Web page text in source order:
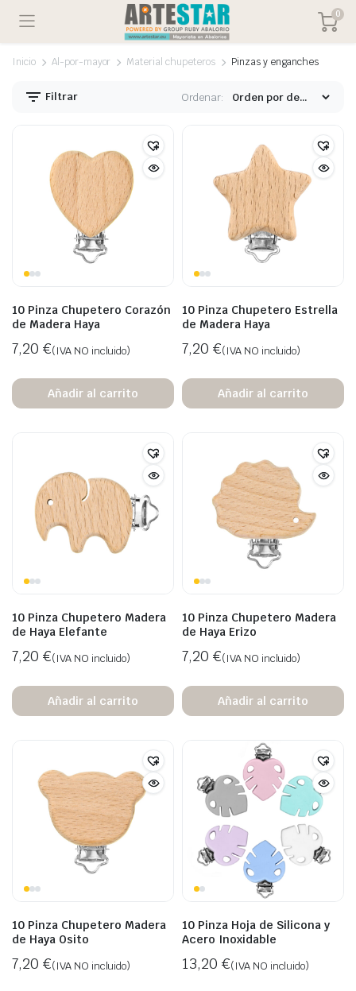
0
Inicio Al-por-mayor Material chupeteros Pinzas y enganches
Filtrar Ordenar:
10 Pinza Chupetero Corazón
de Madera Haya
7,20 €(IVA NO incluido)
Añadir al carrito
10 Pinza Chupetero Estrella
de Madera Haya
7,20 €(IVA NO incluido)
Añadir al carrito
10 Pinza Chupetero Madera
de Haya Elefante
7,20 €(IVA NO incluido)
Añadir al carrito
10 Pinza Chupetero Madera
de Haya Erizo
7,20 €(IVA NO incluido)
Añadir al carrito
10 Pinza Chupetero Madera
de Haya Osito
7,20 €(IVA NO incluido)
10 Pinza Hoja de Silicona y
Acero Inoxidable
13,20 €(IVA NO incluido)